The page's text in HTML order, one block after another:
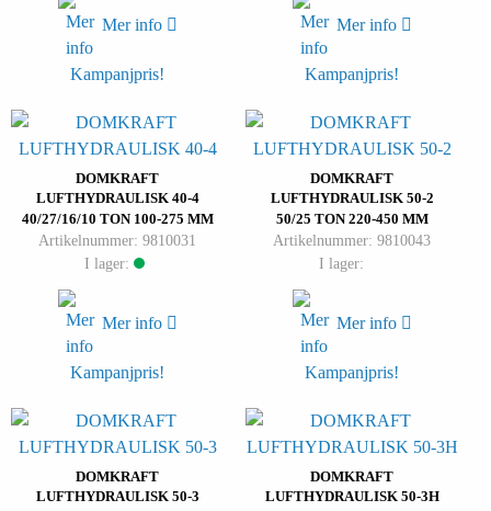
Mer info
Kampanjpris!
Mer info
Kampanjpris!
DOMKRAFT
LUFTHYDRAULISK 40-4
40/27/16/10 TON 100-275 MM
Artikelnummer: 9810031
I lager:
Mer info
Kampanjpris!
DOMKRAFT
LUFTHYDRAULISK 50-2
50/25 TON 220-450 MM
Artikelnummer: 9810043
I lager:
Mer info
Kampanjpris!
DOMKRAFT
LUFTHYDRAULISK 50-3
DOMKRAFT
LUFTHYDRAULISK 50-3H